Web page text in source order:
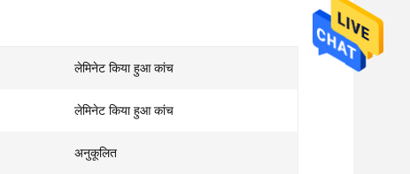
लेमिनेट किया हुआ कांच
लेमिनेट किया हुआ कांच
अनुकूलित